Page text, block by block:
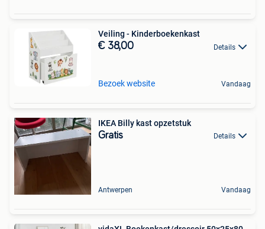
Veiling - Kinderboekenkast
€ 38,00 Details
Bezoek website Vandaag
IKEA Billy kast opzetstuk
Gratis Details
Antwerpen Vandaag